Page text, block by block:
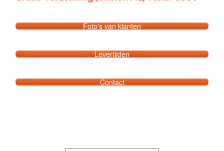
Foto's van klanten
Levertijden
Contact